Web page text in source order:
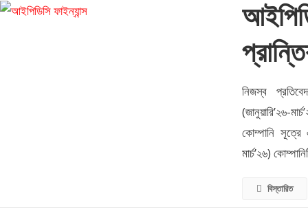
নিজস্ব
(জানুয়ারি’২৬-
কোম্পানি সূত্রে
মার্চ’২৬)
বিস্তারিত